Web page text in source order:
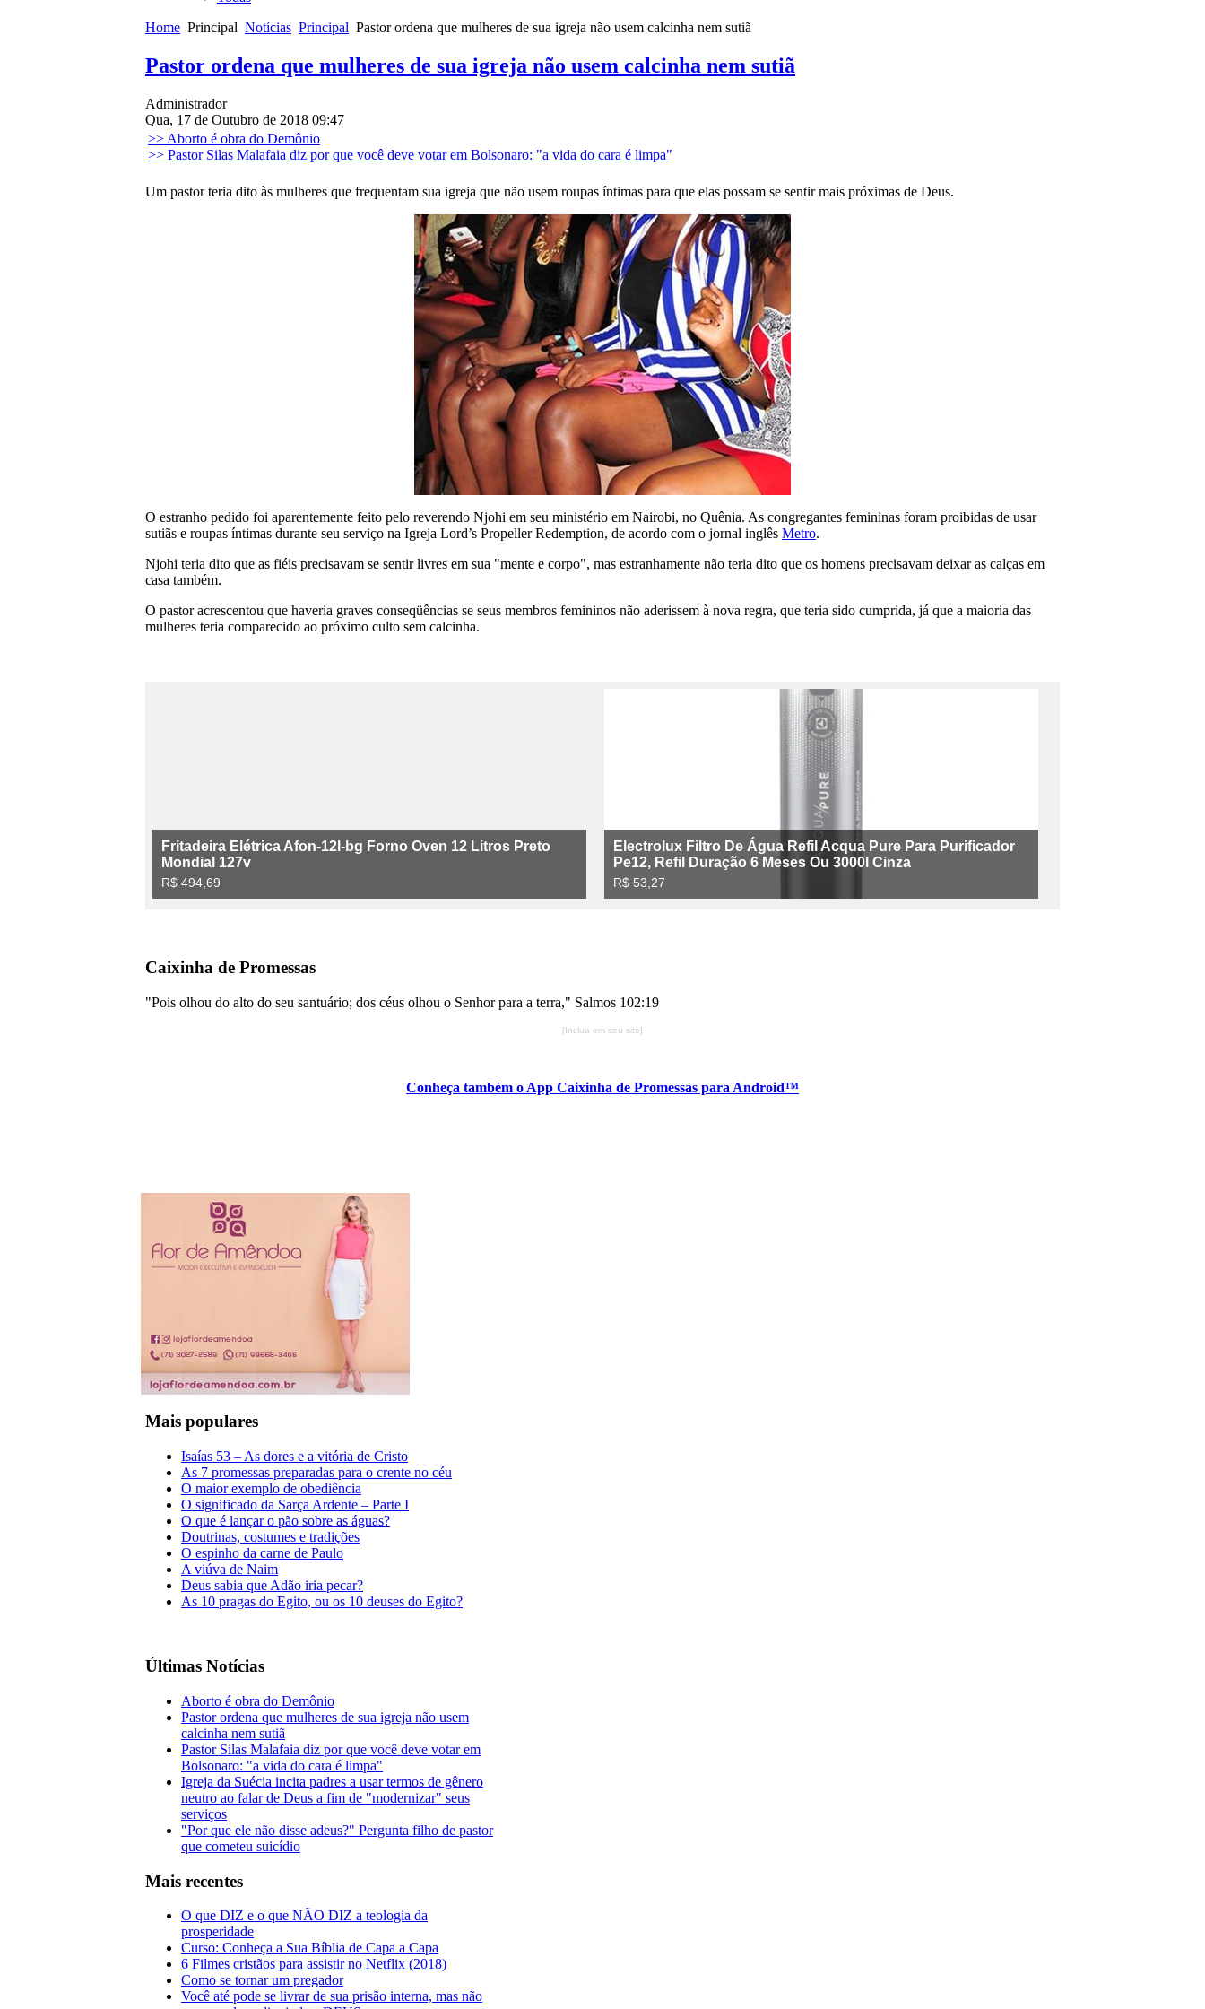
Home Principal Notícias Principal Pastor ordena que mulheres de sua igreja não usem calcinha nem sutiã
Pastor ordena que mulheres de sua igreja não usem calcinha nem sutiã
Administrador
Qua, 17 de Outubro de 2018 09:47
>> Aborto é obra do Demônio
>> Pastor Silas Malafaia diz por que você deve votar em Bolsonaro: "a vida do cara é limpa"
Um pastor teria dito às mulheres que frequentam sua igreja que não usem roupas íntimas para que elas possam se sentir mais próximas de Deus.
O estranho pedido foi aparentemente feito pelo reverendo Njohi em seu ministério em Nairobi, no Quênia. As congregantes femininas foram proibidas de usar
sutiãs e roupas íntimas durante seu serviço na Igreja Lord’s Propeller Redemption, de acordo com o jornal inglês Metro.
Njohi teria dito que as fiéis precisavam se sentir livres em sua "mente e corpo", mas estranhamente não teria dito que os homens precisavam deixar as calças em
casa também.
O pastor acrescentou que haveria graves conseqüências se seus membros femininos não aderissem à nova regra, que teria sido cumprida, já que a maioria das
mulheres teria comparecido ao próximo culto sem calcinha.
Caixinha de Promessas
"Pois olhou do alto do seu santuário; dos céus olhou o Senhor para a terra," Salmos 102:19
[Inclua em seu site]
Conheça também o App Caixinha de Promessas para Android™
Mais populares
Isaías 53 – As dores e a vitória de Cristo
As 7 promessas preparadas para o crente no céu
O maior exemplo de obediência
O significado da Sarça Ardente – Parte I
O que é lançar o pão sobre as águas?
Doutrinas, costumes e tradições
O espinho da carne de Paulo
A viúva de Naim
Deus sabia que Adão iria pecar?
As 10 pragas do Egito, ou os 10 deuses do Egito?
Últimas Notícias
Aborto é obra do Demônio
Pastor ordena que mulheres de sua igreja não usem
calcinha nem sutiã
Pastor Silas Malafaia diz por que você deve votar em
Bolsonaro: "a vida do cara é limpa"
Igreja da Suécia incita padres a usar termos de gênero
neutro ao falar de Deus a fim de "modernizar" seus
serviços
"Por que ele não disse adeus?" Pergunta filho de pastor
que cometeu suicídio
Mais recentes
O que DIZ e o que NÃO DIZ a teologia da
prosperidade
Curso: Conheça a Sua Bíblia de Capa a Capa
6 Filmes cristãos para assistir no Netflix (2018)
Como se tornar um pregador
Você até pode se livrar de sua prisão interna, mas não